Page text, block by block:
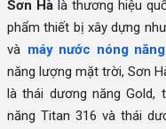
Sơn Hà là thương hiệu
phẩm thiết bị xây dựng
và máy nước nóng
năng lượng mặt trời, Sơn
là thái dương năng Gold,
năng Titan 316 và thái